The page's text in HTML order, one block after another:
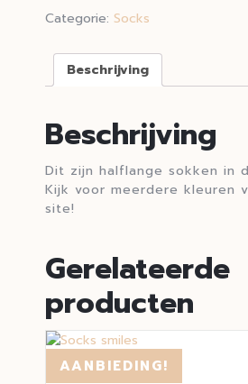
Categorie: Socks
Beschrijving
Beschrijving
Dit zijn halflange sokken in
Kijk voor meerdere kleuren
site!
Gerelateerde
producten
AANBIEDING!
SOCKS SMILES